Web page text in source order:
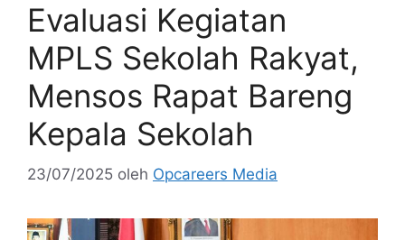
Evaluasi Kegiatan
MPLS Sekolah Rakyat,
Mensos Rapat Bareng
Kepala Sekolah
23/07/2025 oleh Opcareers Media